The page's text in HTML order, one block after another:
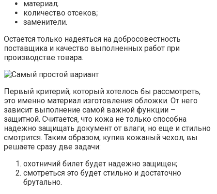
материал;
количество отсеков;
заменители.
Остается только надеяться на добросовестность
поставщика и качество выполненных работ при
производстве товара.
Первый критерий, который хотелось бы рассмотреть,
это именно материал изготовления обложки. От него
зависит выполнение самой важной функции –
защитной. Считается, что кожа не только способна
надежно защищать документ от влаги, но еще и стильно
смотрится. Таким образом, купив кожаный чехол, вы
решаете сразу две задачи:
охотничий билет будет надежно защищен;
смотреться это будет стильно и достаточно
брутально.